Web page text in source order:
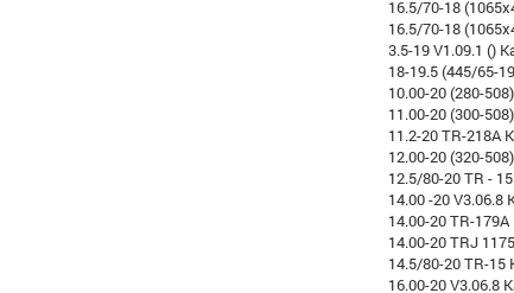
16.5/70-18
16.5/70-18
3.5-19 V1.09.1 ()
18-19.5 (445/65-
10.00-20 (280-
11.00-20 (300-
11.2-20 TR-218A
12.00-20 (320-
12.5/80-20 TR -
14.00 -20 V3.06.8
14.00-20 TR-179A
14.00-20 TRJ
14.5/80-20 TR-15
16.00-20 V3.06.8